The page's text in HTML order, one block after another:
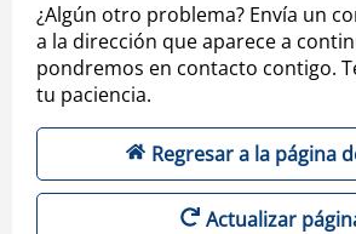
¿Algún otro problema? Envía un
a la dirección que aparece a
pondremos en contacto contigo.
tu paciencia.
Regresar a la página
Actualizar